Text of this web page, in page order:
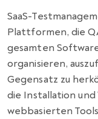
SaaS-
Plattformen, die
gesamten
organisieren,
Gegensatz zu
die Installation
webbasierten